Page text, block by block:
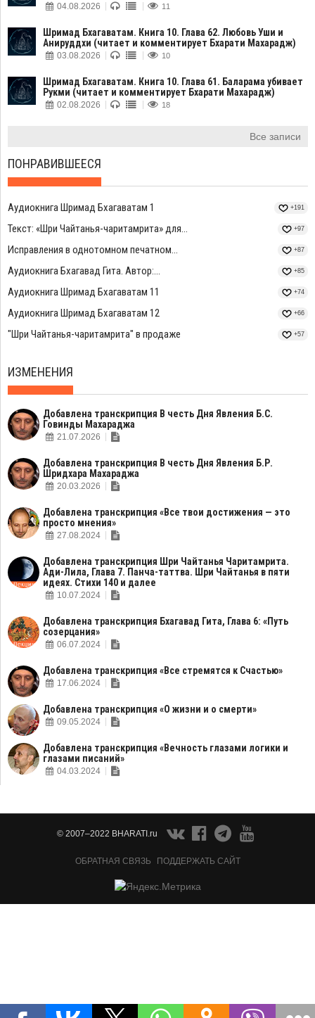
04.08.2026 11
Шримад Бхагаватам. Книга 10. Глава 62. Любовь Уши и
Анируддхи (читает и комментирует Бхарати Махарадж)
03.08.2026 10
Шримад Бхагаватам. Книга 10. Глава 61. Баларама убивает
Рукми (читает и комментирует Бхарати Махарадж)
02.08.2026 18
Все записи
ПОНРАВИВШЕЕСЯ
Аудиокнига Шримад Бхагаватам 1 +191
Текст: «Шри Чайтанья-чаритамрита» для... +97
Исправления в однотомном печатном... +87
Аудиокнига Бхагавад Гита. Автор:... +85
Аудиокнига Шримад Бхагаватам 11 +74
Аудиокнига Шримад Бхагаватам 12 +66
"Шри Чайтанья-чаритамрита" в продаже +57
ИЗМЕНЕНИЯ
Добавлена транскрипция В честь Дня Явления Б.С.
Говинды Махараджа
21.07.2026
Добавлена транскрипция В честь Дня Явления Б.Р.
Шридхара Махараджа
20.03.2026
Добавлена транскрипция «Все твои достижения — это
просто мнения»
27.08.2024
Добавлена транскрипция Шри Чайтанья Чаритамрита.
Ади-Лила, Глава 7. Панча-таттва. Шри Чайтанья в пяти
идеях. Стихи 140 и далее
10.07.2024
Добавлена транскрипция Бхагавад Гита, Глава 6: «Путь
созерцания»
06.07.2024
Добавлена транскрипция «Все стремятся к Счастью»
17.06.2024
Добавлена транскрипция «О жизни и о смерти»
09.05.2024
Добавлена транскрипция «Вечность глазами логики и
глазами писаний»
04.03.2024
© 2007–2022 BHARATI.ru
ОБРАТНАЯ СВЯЗЬ ПОДДЕРЖАТЬ САЙТ